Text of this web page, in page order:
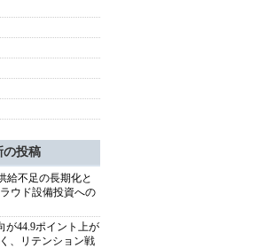
の投稿
給不足の長期化と
ウド設備投資への
が44.9ポイント上が
、リテンション戦